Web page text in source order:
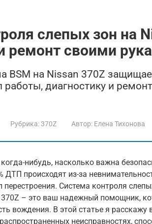
слепых зон на
ремонт своими
BSM на Nissan 370Z
диагностику и
Рубрика:370Z Автор: Елена Тихонова
нибудь, насколько важна
ДТП происходят из-за
Система контроля
– это ваш надежный помощник,
вождения. В этой статье я
неисправностях,